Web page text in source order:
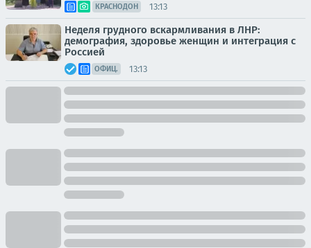
КРАСНОДОН 13:13
Неделя грудного вскармливания в ЛНР:
демография, здоровье женщин и интеграция с
Россией
ОФИЦ. 13:13